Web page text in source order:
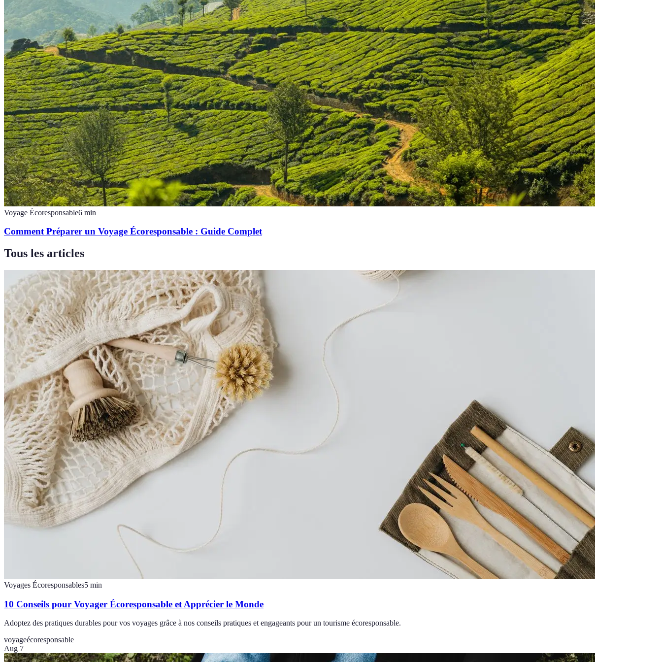
Voyage Écoresponsable6 min
Comment Préparer un Voyage Écoresponsable : Guide Complet
Tous les articles
Voyages Écoresponsables5 min
10 Conseils pour Voyager Écoresponsable et Apprécier le Monde
Adoptez des pratiques durables pour vos voyages grâce à nos conseils pratiques et engageants pour un tourisme écoresponsable.
voyageécoresponsable
Aug 7